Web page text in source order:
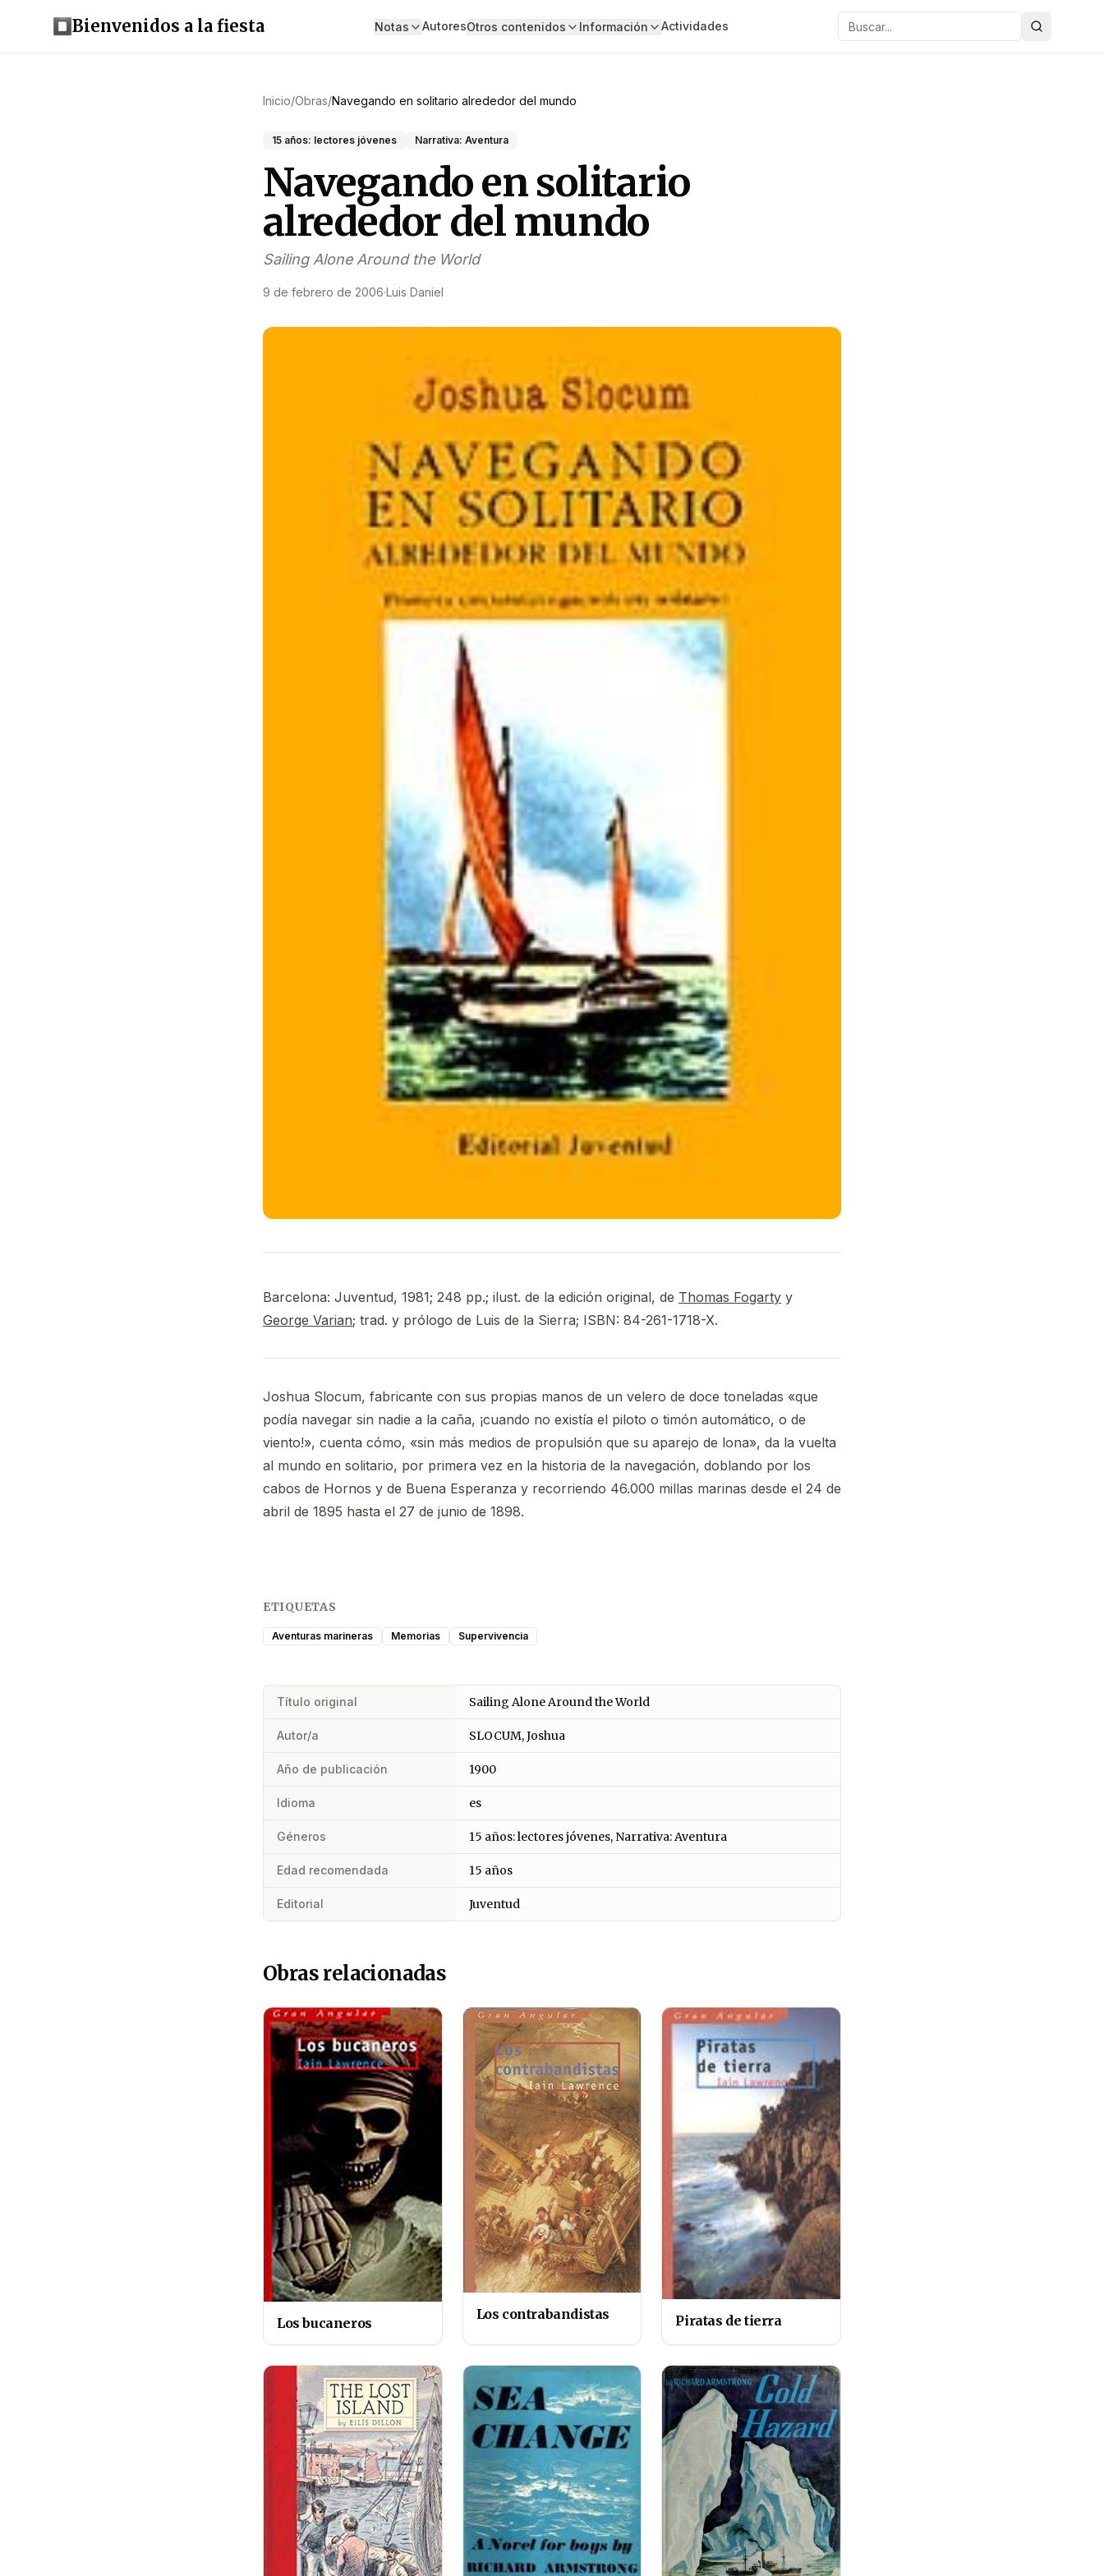
Bienvenidos a la fiesta Notas AutoresOtros contenidos Información Actividades Buscar
Inicio/Obras/Navegando en solitario alrededor del mundo
15 años: lectores jóvenes Narrativa: Aventura
Navegando en solitario
alrededor del mundo
Sailing Alone Around the World
9 de febrero de 2006·Luis Daniel
Barcelona: Juventud, 1981; 248 pp.; ilust. de la edición original, de Thomas Fogarty y
George Varian; trad. y prólogo de Luis de la Sierra; ISBN: 84-261-1718-X.
Joshua Slocum, fabricante con sus propias manos de un velero de doce toneladas «que
podía navegar sin nadie a la caña, ¡cuando no existía el piloto o timón automático, o de
viento!», cuenta cómo, «sin más medios de propulsión que su aparejo de lona», da la vuelta
al mundo en solitario, por primera vez en la historia de la navegación, doblando por los
cabos de Hornos y de Buena Esperanza y recorriendo 46.000 millas marinas desde el 24 de
abril de 1895 hasta el 27 de junio de 1898.
ETIQUETAS
Aventuras marineras Memorias Supervivencia
Título original Sailing Alone Around the World
Autor/a SLOCUM, Joshua
Año de publicación 1900
Idioma es
Géneros 15 años: lectores jóvenes, Narrativa: Aventura
Edad recomendada 15 años
Editorial Juventud
Obras relacionadas
Los bucaneros
Los contrabandistas Piratas de tierra